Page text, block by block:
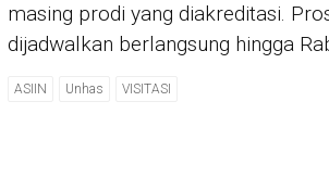
masing prodi yang diakreditasi.
dijadwalkan berlangsung hingga
ASIIN Unhas VISITASI